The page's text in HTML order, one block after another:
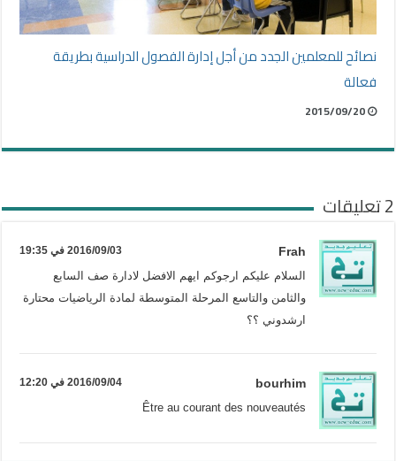
نصائح للمعلمين الجدد من أجل إدارة الفصول الدراسية بطريقة
فعالة
2015/09/20
2 تعليقات
Frah 2016/09/03 في 19:35
السلام عليكم ارجوكم ايهم الافضل لادارة صف السابع
والثامن والتاسع المرحلة المتوسطة لمادة الرياضيات محتارة
ارشدوني ؟؟
bourhim 2016/09/04 في 12:20
Être au courant des nouveautés